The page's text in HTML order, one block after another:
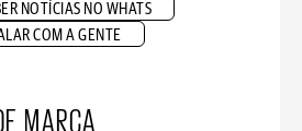
NOTÍCIAS NO WHATS
COM A GENTE
MARCA